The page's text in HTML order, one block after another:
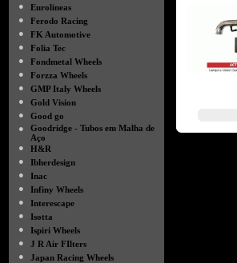
●
Eurolineas
●
Ferodo Racing
●
FK Automotive
●
Folia Tec
●
Fondmetal Wheels
●
Forzza Wheels
●
GMP Italy Wheels
●
Gold Vision
●
Good go
●
Goodridge - Tubos em Malha de
Aço
●
H&R
●
Ibherdesign
●
Inac
●
Infiny Wheels
●
Interescape
●
Isotta
●
Ispiri Wheels
●
J R Air FIlters
●
Japan Racing Wheels